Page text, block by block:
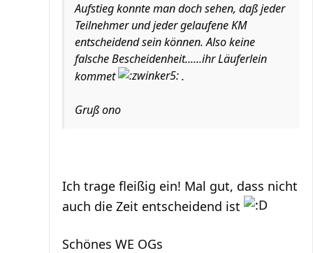
Aufstieg konnte man doch sehen, daß jeder
Teilnehmer und jeder gelaufene KM
entscheidend sein können. Also keine
falsche Bescheidenheit......ihr Läuferlein
kommet
.
Gruß ono
Ich trage fleißig ein! Mal gut, dass nicht
auch die Zeit entscheidend ist
Schönes WE OGs